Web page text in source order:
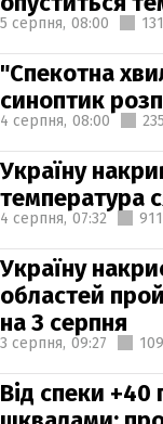
5 серпня, 08:00
"Спекотна
синоптик
4 серпня, 08:00
Україну
температура
4 серпня, 07:32 911
Україну
областей
на 3 серпня
3 серпня, 09:27
Від спеки +40